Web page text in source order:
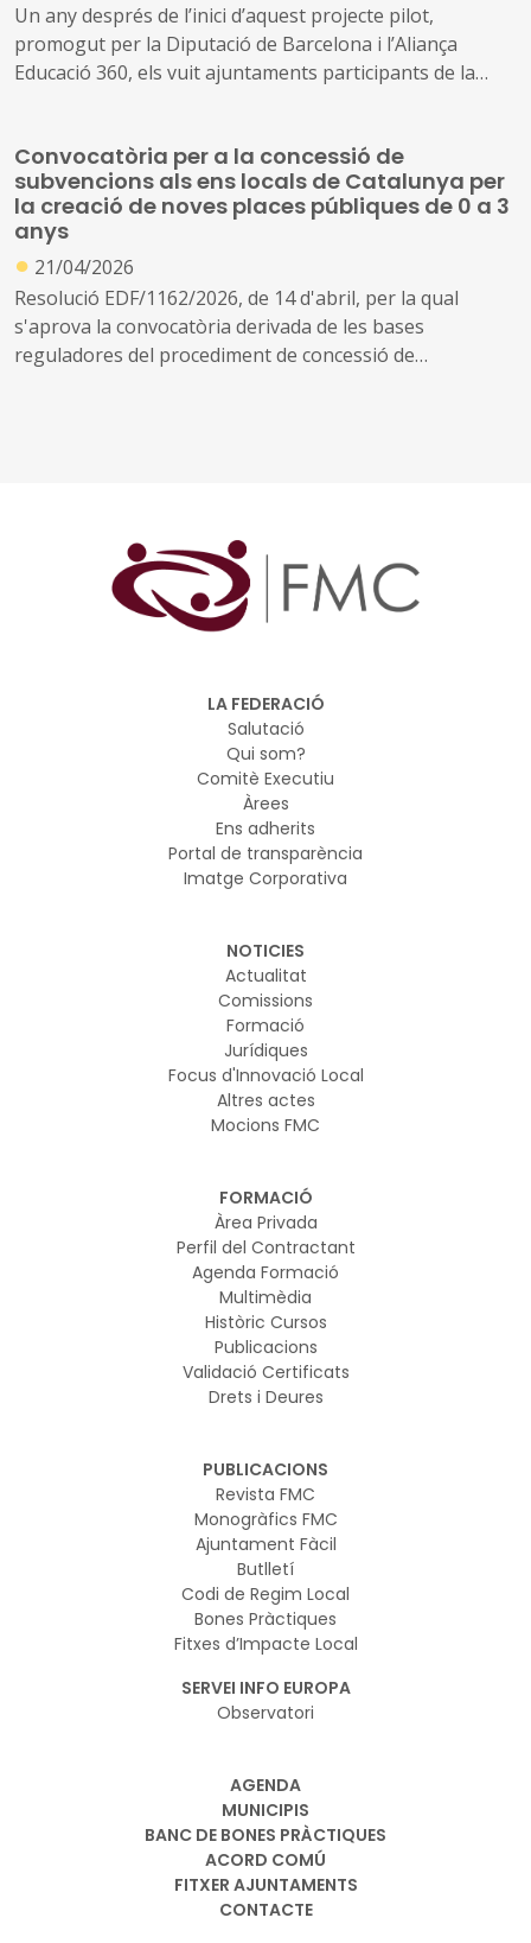
Un any després de l’inici d’aquest projecte pilot,
promogut per la Diputació de Barcelona i l’Aliança
Educació 360, els vuit ajuntaments participants de la
l’experiència i els aprenentatges assolits
Bigues i Riells del Fai, Montornès del Vallès, Barberà del
Vallès, Santa Coloma de Gramenet, Centelles, Manlleu,
Vilanova del Camí i Sant Boi de Llobregat van fer la
setena trobada del projecte, centrada en l’avaluació dels
programes que posaran en marxa
Convocatòria per a la concessió de
subvencions als ens locals de Catalunya per
la creació de noves places públiques de 0 a 3
anys
● 21/04/2026
Resolució EDF/1162/2026, de 14 d'abril, per la qual
s'aprova la convocatòria derivada de les bases
reguladores del procediment de concessió de
resiliència, finançat per la Unió Europea-Next
Generation EU
LA FEDERACIÓ
Salutació
Qui som?
Comitè Executiu
Àrees
Ens adherits
Portal de transparència
Imatge Corporativa
NOTICIES
Actualitat
Comissions
Formació
Jurídiques
Focus d'Innovació Local
Altres actes
Mocions FMC
FORMACIÓ
Àrea Privada
Perfil del Contractant
Agenda Formació
Multimèdia
Històric Cursos
Publicacions
Validació Certificats
Drets i Deures
PUBLICACIONS
Revista FMC
Monogràfics FMC
Ajuntament Fàcil
Butlletí
Codi de Regim Local
Bones Pràctiques
Fitxes d’Impacte Local
SERVEI INFO EUROPA
Observatori
AGENDA
MUNICIPIS
BANC DE BONES PRÀCTIQUES
ACORD COMÚ
FITXER AJUNTAMENTS
CONTACTE